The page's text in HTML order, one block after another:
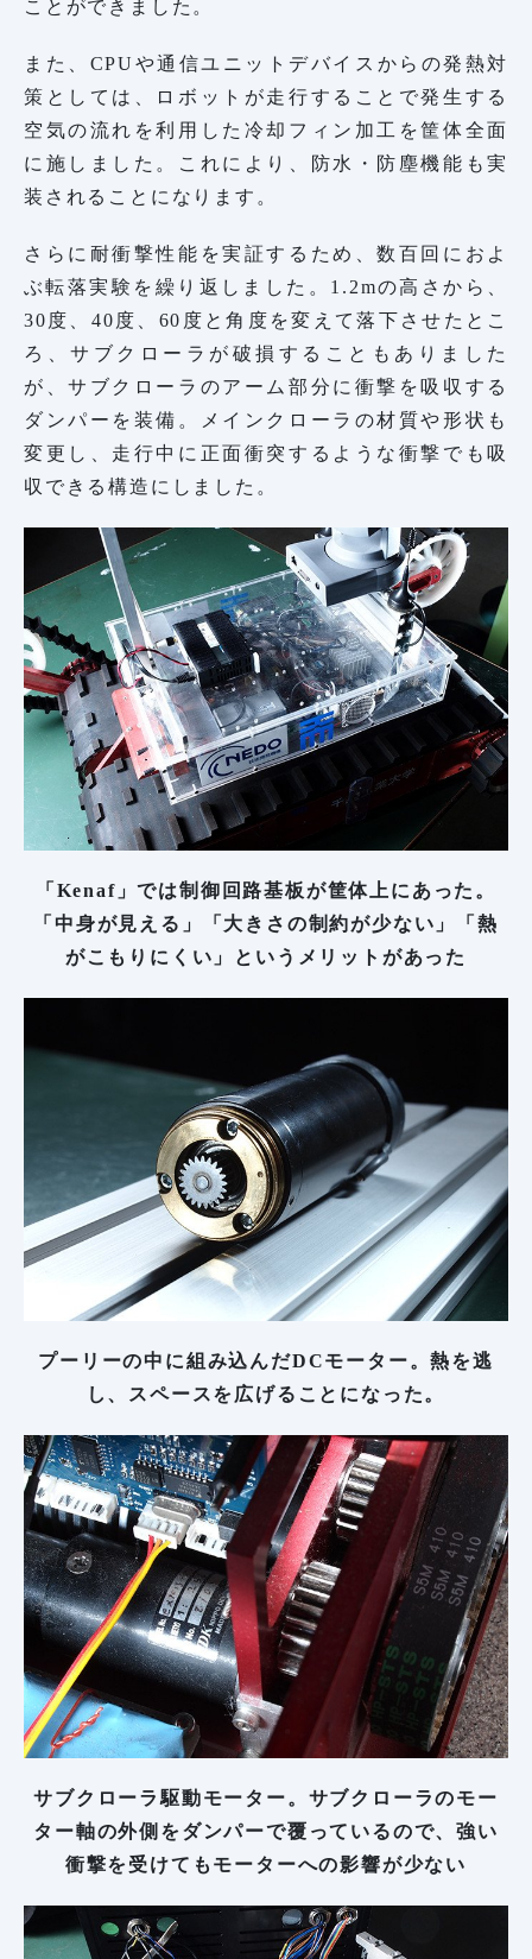
ことができました。
また、CPUや通信ユニットデバイスからの発熱対
策としては、ロボットが走行することで発生する
空気の流れを利用した冷却フィン加工を筐体全面
に施しました。これにより、防水・防塵機能も実
装されることになります。
さらに耐衝撃性能を実証するため、数百回におよ
ぶ転落実験を繰り返しました。1.2mの高さから、
30度、40度、60度と角度を変えて落下させたとこ
ろ、サブクローラが破損することもありました
が、サブクローラのアーム部分に衝撃を吸収する
ダンパーを装備。メインクローラの材質や形状も
変更し、走行中に正面衝突するような衝撃でも吸
収できる構造にしました。
「Kenaf」では制御回路基板が筐体上にあった。
「中身が見える」「大きさの制約が少ない」「熱
がこもりにくい」というメリットがあった
プーリーの中に組み込んだDCモーター。熱を逃
し、スペースを広げることになった。
サブクローラ駆動モーター。サブクローラのモー
ター軸の外側をダンパーで覆っているので、強い
衝撃を受けてもモーターへの影響が少ない